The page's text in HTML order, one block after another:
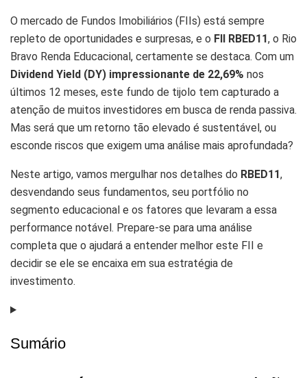
O mercado de Fundos Imobiliários (FIIs) está sempre
repleto de oportunidades e surpresas, e o FII RBED11, o Rio
Bravo Renda Educacional, certamente se destaca. Com um
Dividend Yield (DY) impressionante de 22,69% nos
últimos 12 meses, este fundo de tijolo tem capturado a
atenção de muitos investidores em busca de renda passiva.
Mas será que um retorno tão elevado é sustentável, ou
esconde riscos que exigem uma análise mais aprofundada?
Neste artigo, vamos mergulhar nos detalhes do RBED11,
desvendando seus fundamentos, seu portfólio no
segmento educacional e os fatores que levaram a essa
performance notável. Prepare-se para uma análise
completa que o ajudará a entender melhor este FII e
decidir se ele se encaixa em sua estratégia de
investimento.
Sumário